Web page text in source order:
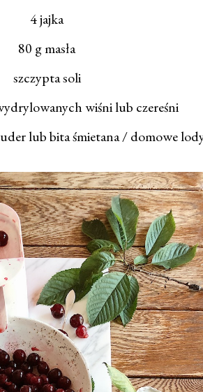
4 jajka
80 g masła
szczypta soli
wiśni lub czereśni
lub bita śmietana / domowe